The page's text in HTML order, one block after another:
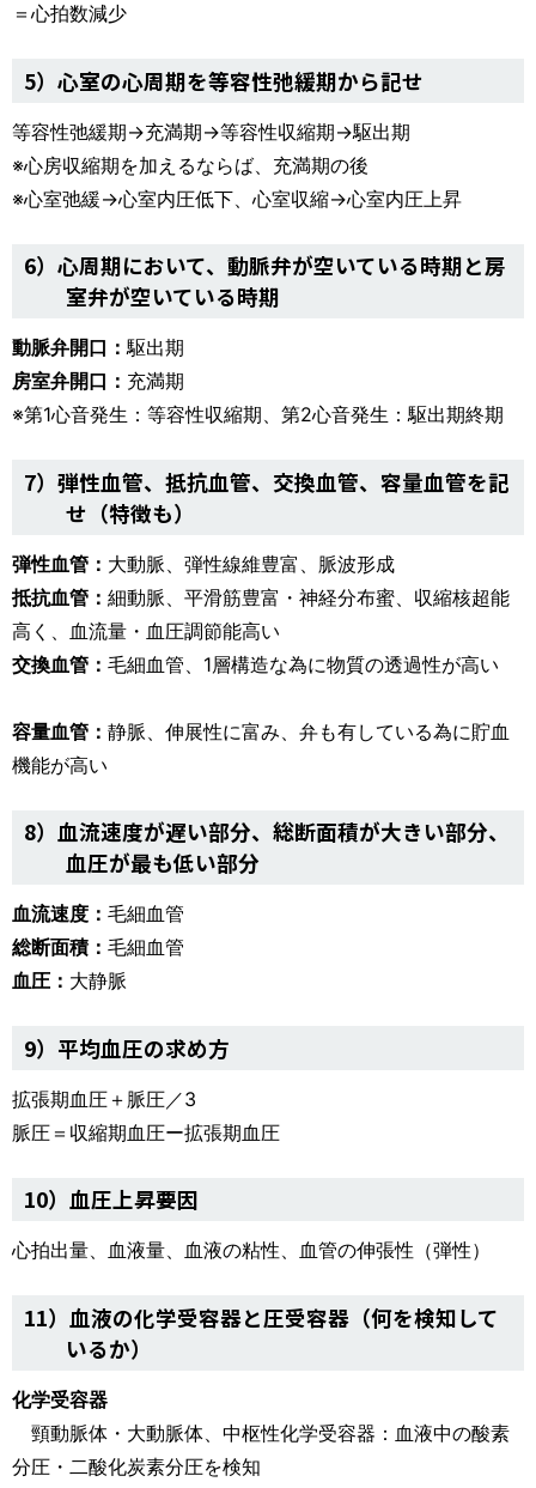
＝心拍数減少
5）心室の心周期を等容性弛緩期から記せ
等容性弛緩期→充満期→等容性収縮期→駆出期
※心房収縮期を加えるならば、充満期の後
※心室弛緩→心室内圧低下、心室収縮→心室内圧上昇
6）心周期において、動脈弁が空いている時期と房
室弁が空いている時期
動脈弁開口：駆出期
房室弁開口： 充満期
※第1心音発生：等容性収縮期、第2心音発生：駆出期終期
7）弾性血管、抵抗血管、交換血管、容量血管を記
せ（特徴も）
弾性血管： 大動脈、弾性線維豊富、脈波形成
抵抗血管： 細動脈、平滑筋豊富・神経分布蜜、収縮核超能
高く、血流量・血圧調節能高い
交換血管： 毛細血管、1層構造な為に物質の透過性が高い
容量血管： 静脈、伸展性に富み、弁も有している為に貯血
機能が高い
8）血流速度が遅い部分、総断面積が大きい部分、
血圧が最も低い部分
血流速度： 毛細血管
総断面積： 毛細血管
血圧： 大静脈
9）平均血圧の求め方
拡張期血圧＋脈圧／3
脈圧＝収縮期血圧ー拡張期血圧
10）血圧上昇要因
心拍出量、血液量、血液の粘性、血管の伸張性（弾性）
11）血液の化学受容器と圧受容器（何を検知して
いるか）
化学受容器
頸動脈体・大動脈体、中枢性化学受容器：血液中の酸素
分圧・二酸化炭素分圧を検知